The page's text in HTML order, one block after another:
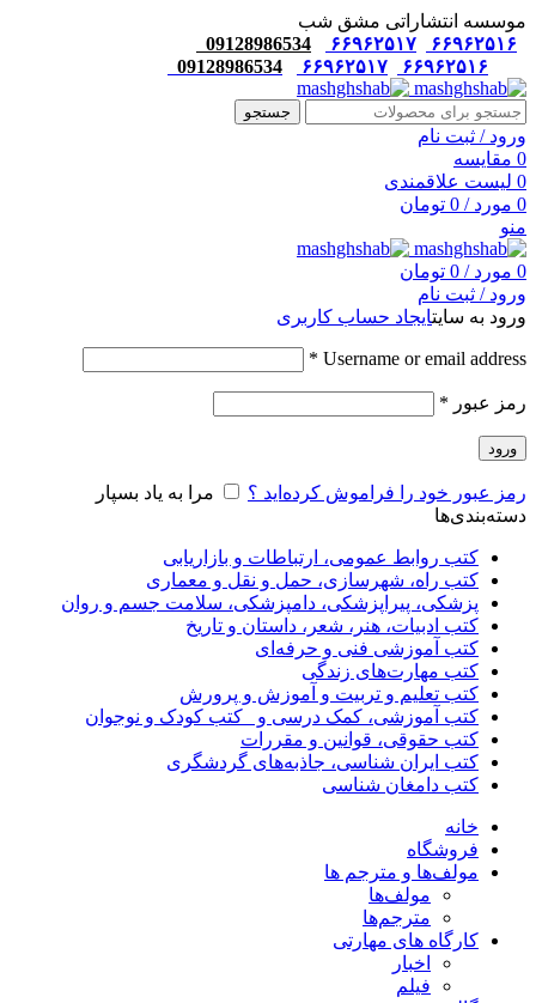
موسسه انتشاراتی مشق شب
۶۶۹۶۲۵۱۶
۶۶۹۶۲۵۱۷
09128986534
۶۶۹۶۲۵۱۶
۶۶۹۶۲۵۱۷ 09128986534
جستجو
ورود / ثبت نام
0 مقایسه
0 لیست علاقمندی
0 مورد /
0 تومان
منو
0 مورد /
0 تومان
ورود / ثبت نام
ورود به سایتایجاد حساب کاربری
Username or email address
*
رمز عبور *
ورود
رمز عبور خود را فراموش کرده‌اید ؟
مرا به یاد بسپار
دسته‌بندی‌ها
کتب روابط عمومی، ارتباطات و بازاریابی
کتب راه، شهرسازی، حمل و نقل و معماری
پزشکی، پیراپزشکی، دامپزشکی، سلامت جسم و روان
کتب ادبیات، هنر، شعر، داستان و تاریخ
کتب آموزشی فنی و حرفه‌ای
کتب مهارت‌های زندگی
کتب تعلیم و تربیت و آموزش و پرورش
کتب آموزشی، کمک درسی و _کتب کودک و نوجوان
کتب حقوقی، قوانین و مقررات
کتب ایران شناسی، جاذبه‌های گردشگری
کتب دامغان شناسی
خانه
فروشگاه
مولف‌ها و مترجم ها
مولف‌ها
مترجم‌ها
کارگاه های مهارتی
اخبار
فیلم